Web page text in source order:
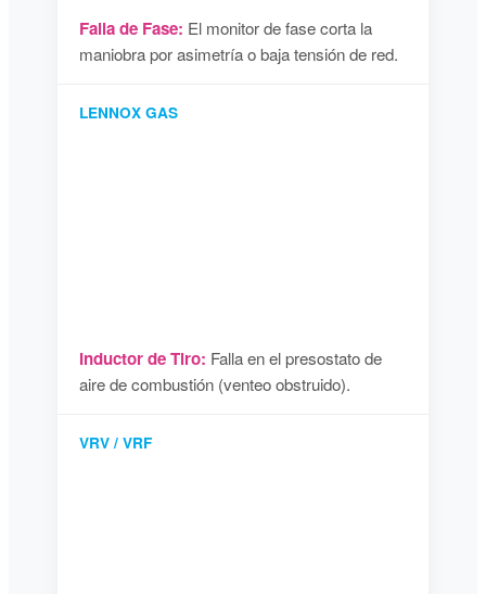
Falla de Fase: El monitor de fase corta la
maniobra por asimetría o baja tensión de red.
LENNOX GAS
Inductor de Tiro: Falla en el presostato de
aire de combustión (venteo obstruido).
VRV / VRF